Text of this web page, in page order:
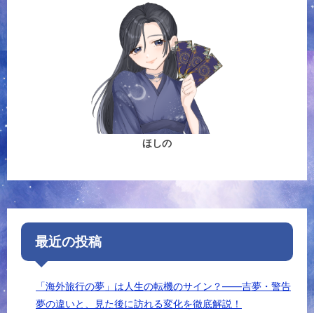
ほしの
最近の投稿
「海外旅行の夢」は人生の転機のサイン？――吉夢・警告
夢の違いと、見た後に訪れる変化を徹底解説！